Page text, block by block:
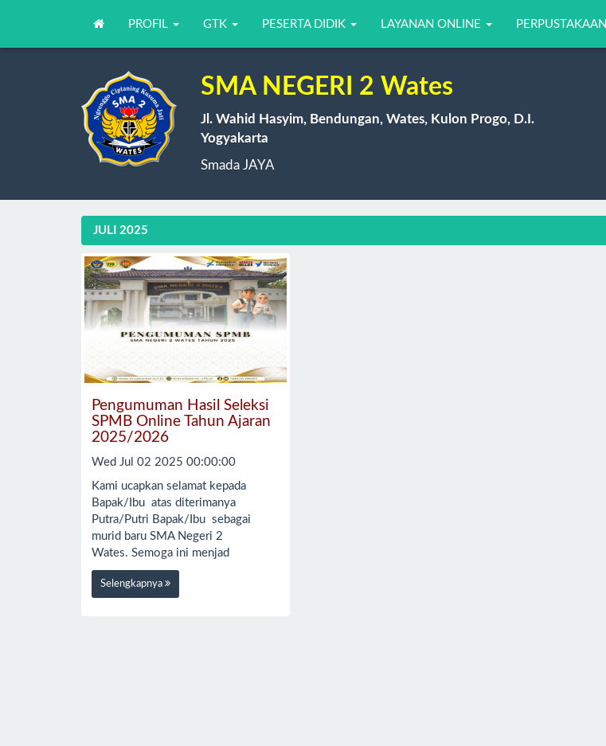
PROFIL GTK PESERTA DIDIK LAYANAN ONLINE PERPUSTAKAAN
SMA NEGERI 2 Wates
Jl. Wahid Hasyim, Bendungan, Wates, Kulon Progo, D.I.
Yogyakarta
Smada JAYA
JULI 2025
Pengumuman Hasil Seleksi
SPMB Online Tahun Ajaran
2025/2026
Wed Jul 02 2025 00:00:00
Kami ucapkan selamat kepada
Bapak/Ibu atas diterimanya
Putra/Putri Bapak/Ibu sebagai
murid baru SMA Negeri 2
Wates. Semoga ini menjad
Selengkapnya